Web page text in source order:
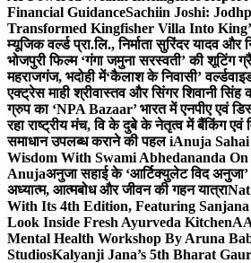
Financial GuidanceSachiin Joshi:
Transformed Kingfisher Villa Into
म्यूजिक वर्ल्ड प्रा.लि., निर्माता सुरिंदर यादव और
भोजपुरी फिल्म ‘गंगा जमुना सरस्वती’ की शूटिंग
महराजगंज, भदोही में‘कैलाश के निवासी’
एक्ट्रेस माही श्रीवास्तव और सिंगर शिवानी सिंह
ग्रुप का ‘NPA Bazaar’ भारत में एनपीए एवं
रहा राष्ट्रीय मंच, वि के दुबे के नेतृत्व में बैंकिंग एवं
समाधान उपलब्ध कराने की पहल iAnuja
Wisdom With Swami Abhedananda
Anujaअनुजा सहाई के ‘आर्टिक्युलेट विद
अध्यात्म, आत्मबोध और जीवन की गहन यात्रा
With Its 4th Edition, Featuring
Look Inside Fresh Ayurveda Kitchen
Mental Health Workshop By Aruna
StudiosKalyanji Jana’s 5th Bharat